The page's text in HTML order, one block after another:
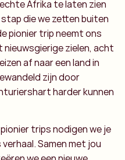
Afrika te laten zien
stap die we zetten buiten
pionier trip neemt ons
zielen, acht
af naar een land in
zijn door
harder kunnen
trips nodigen we je
Samen met jou